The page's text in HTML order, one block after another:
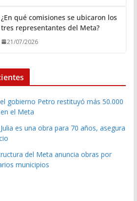
¿En qué comisiones se ubicaron los
tres representantes del Meta?
21/07/2026
gobierno Petro restituyó más 50.000
el Meta
es una obra para 70 años, asegura
del Meta anuncia obras por
municipios